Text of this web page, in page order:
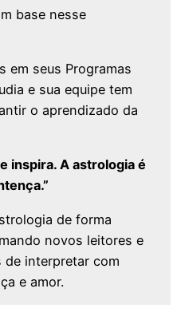
base nesse
em seus Programas
e sua equipe tem
o aprendizado da
inspira. A astrologia é
de forma
novos leitores e
de interpretar com
e amor.